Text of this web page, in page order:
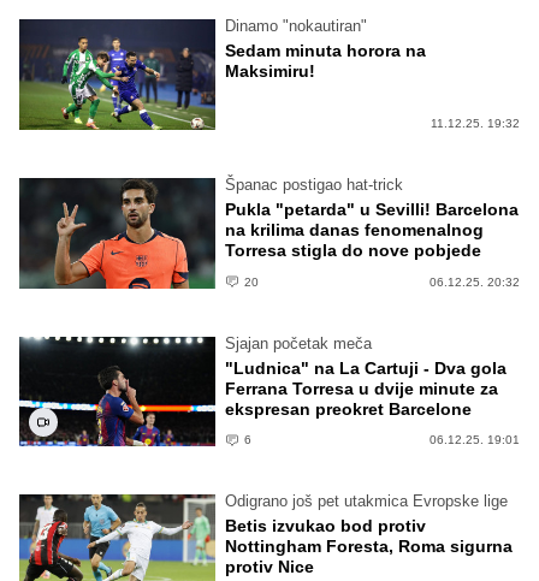
Dinamo "nokautiran"
Sedam minuta horora na
Maksimiru!
11.12.25. 19:32
Španac postigao hat-trick
Pukla "petarda" u Sevilli! Barcelona
na krilima danas fenomenalnog
Torresa stigla do nove pobjede
20 06.12.25. 20:32
Sjajan početak meča
"Ludnica" na La Cartuji - Dva gola
Ferrana Torresa u dvije minute za
ekspresan preokret Barcelone
6 06.12.25. 19:01
Odigrano još pet utakmica Evropske lige
Betis izvukao bod protiv
Nottingham Foresta, Roma sigurna
protiv Nice